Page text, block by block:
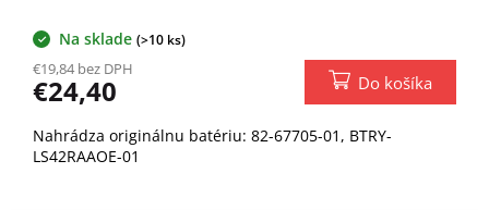
Na sklade (>10 ks)
€19,84 bez DPH
€24,40 Do košíka
Nahrádza originálnu batériu: 82-67705-01, BTRY-
LS42RAAOE-01